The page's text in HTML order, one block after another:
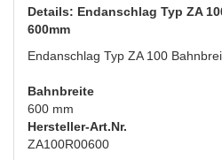
Details: Endanschlag Typ ZA
600mm
Endanschlag Typ ZA 100
Bahnbreite
600 mm
Hersteller-Art.Nr.
ZA100R00600